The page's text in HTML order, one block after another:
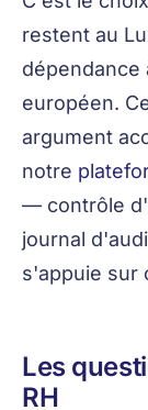
restent au
dépendance
européen.
argument
notre
— contrôle
journal
s'appuie sur
Les
RH